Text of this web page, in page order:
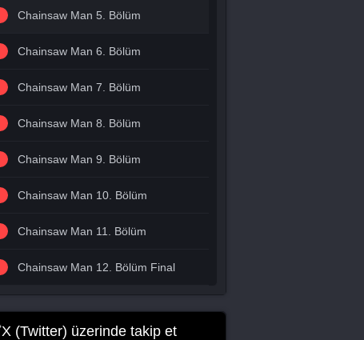
Chainsaw Man 5. Bölüm
Chainsaw Man 6. Bölüm
Chainsaw Man 7. Bölüm
Chainsaw Man 8. Bölüm
Chainsaw Man 9. Bölüm
Chainsaw Man 10. Bölüm
Chainsaw Man 11. Bölüm
Chainsaw Man 12. Bölüm Final
X (Twitter) üzerinde takip et